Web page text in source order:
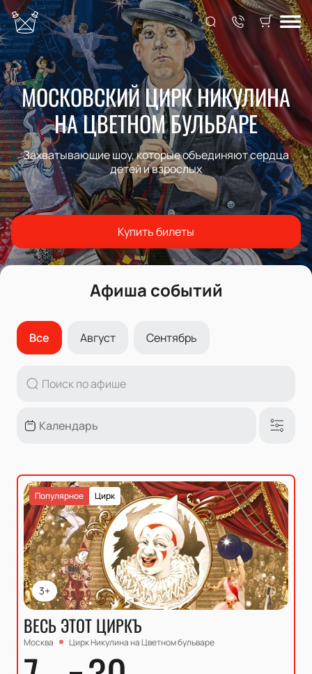
МОСКОВСКИЙ ЦИРК НИКУЛИНА
НА ЦВЕТНОМ БУЛЬВАРЕ
Захватывающие шоу, которые объединяют сердца
детей и взрослых
Купить билеты
Афиша событий
Все Август Сентябрь
3+
Цирк
Популярное
ВЕСЬ ЭТОТ ЦИРКЪ
Москва Цирк Никулина на Цветном бульваре